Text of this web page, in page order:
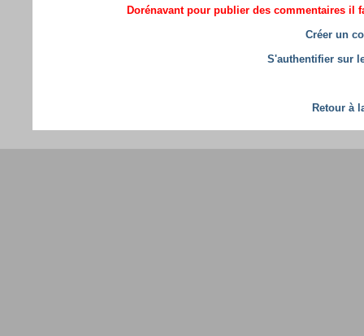
Dorénavant pour publier des commentaires il
Créer un
S'authentifier sur
Retour à